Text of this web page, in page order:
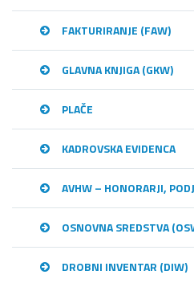
FAKTURIRANJE (FAW)
GLAVNA KNJIGA (GKW)
PLAČE
KADROVSKA EVIDENCA
AVHW – HONORARJI,
OSNOVNA SREDSTVA
DROBNI INVENTAR (DIW)